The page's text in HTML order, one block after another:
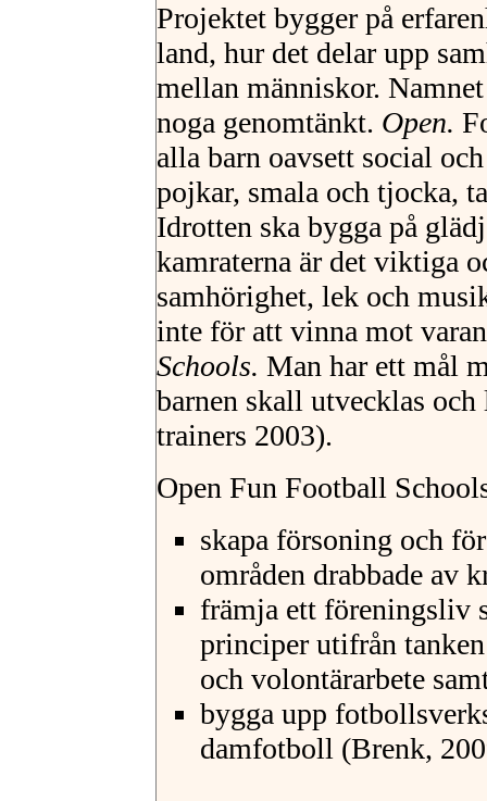
Projektet bygger på
land, hur det delar upp
mellan människor.
noga genomtänkt. Open.
alla barn oavsett social
pojkar, smala och tjocka,
Idrotten ska bygga på
kamraterna är det viktiga
samhörighet, lek och
inte för att vinna mot
Schools. Man har ett mål
barnen skall utvecklas
trainers 2003).
Open Fun Football
skapa försoning och
områden drabbade av
främja ett föreningsliv
principer utifrån
och volontärarbete
bygga upp
damfotboll (Brenk,